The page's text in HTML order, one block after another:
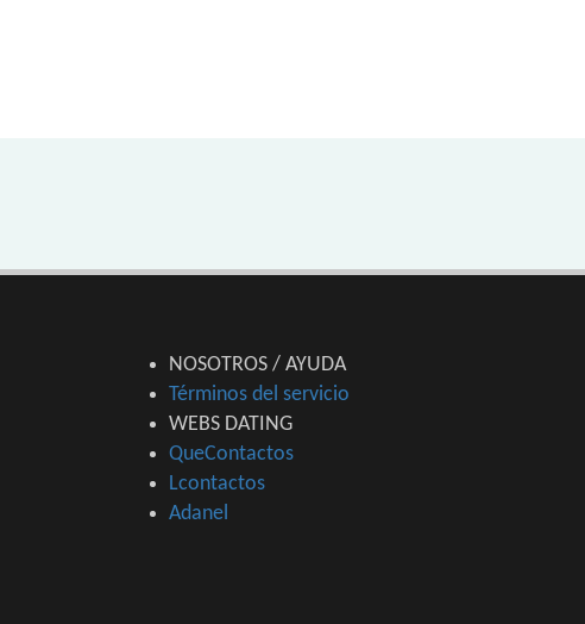
NOSOTROS / AYUDA
Términos del servicio
WEBS DATING
QueContactos
Lcontactos
Adanel